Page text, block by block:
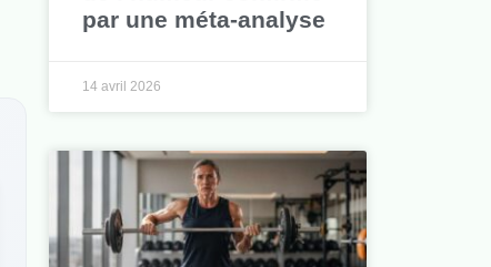
par une méta-analyse
14 avril 2026